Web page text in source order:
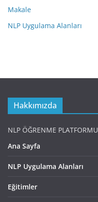
Makale
NLP Uygulama Alanları
Hakkımızda
NLP ÖĞRENME PLATFORMU
Ana Sayfa
NLP Uygulama Alanları
Eğitimler